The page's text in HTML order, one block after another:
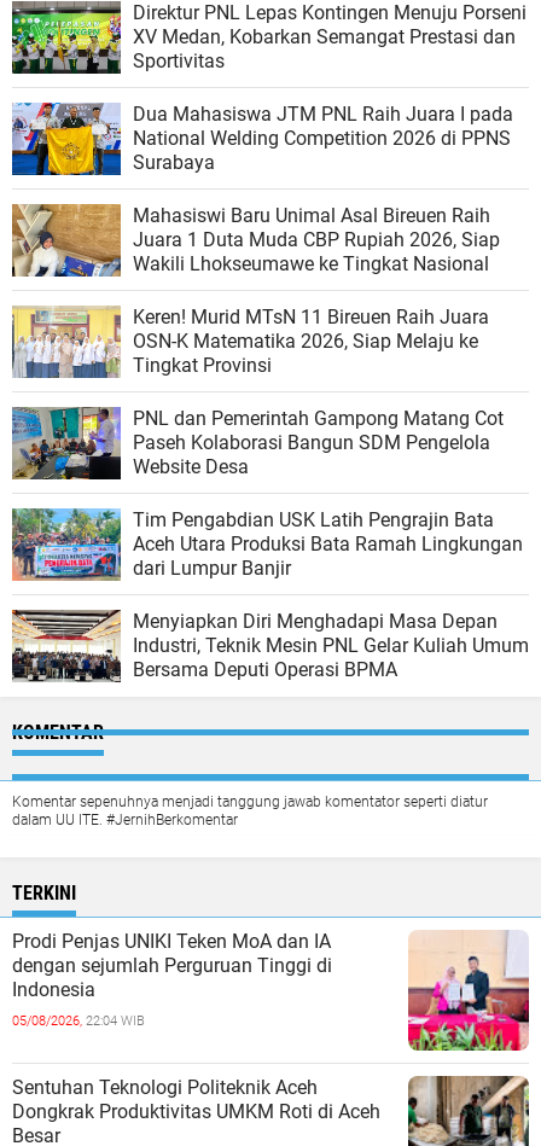
Direktur PNL Lepas Kontingen Menuju Porseni
XV Medan, Kobarkan Semangat Prestasi dan
Sportivitas
Dua Mahasiswa JTM PNL Raih Juara I pada
National Welding Competition 2026 di PPNS
Surabaya
Mahasiswi Baru Unimal Asal Bireuen Raih
Juara 1 Duta Muda CBP Rupiah 2026, Siap
Wakili Lhokseumawe ke Tingkat Nasional
Keren! Murid MTsN 11 Bireuen Raih Juara
OSN-K Matematika 2026, Siap Melaju ke
Tingkat Provinsi
PNL dan Pemerintah Gampong Matang Cot
Paseh Kolaborasi Bangun SDM Pengelola
Website Desa
Tim Pengabdian USK Latih Pengrajin Bata
Aceh Utara Produksi Bata Ramah Lingkungan
dari Lumpur Banjir
Menyiapkan Diri Menghadapi Masa Depan
Industri, Teknik Mesin PNL Gelar Kuliah Umum
Bersama Deputi Operasi BPMA
KOMENTAR
Komentar sepenuhnya menjadi tanggung jawab komentator seperti diatur
dalam UU ITE. #JernihBerkomentar
TERKINI
Prodi Penjas UNIKI Teken MoA dan IA
dengan sejumlah Perguruan Tinggi di
Indonesia
05/08/2026, 22:04 WIB
Sentuhan Teknologi Politeknik Aceh
Dongkrak Produktivitas UMKM Roti di Aceh
Besar